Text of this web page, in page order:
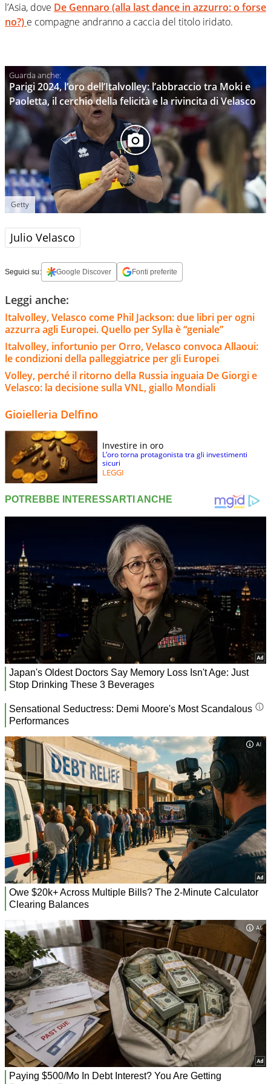
l’Asia, dove De Gennaro (alla last dance in azzurro: o forse
no?) e compagne andranno a caccia del titolo iridato.
Parigi 2024, l’oro dell’Italvolley: l’abbraccio tra Moki e
Paoletta, il cerchio della felicità e la rivincita di Velasco
Getty
Julio Velasco
Seguici su: Google Discover Fonti preferite
Leggi anche:
Italvolley, Velasco come Phil Jackson: due libri per ogni
azzurra agli Europei. Quello per Sylla è “geniale”
Italvolley, infortunio per Orro, Velasco convoca Allaoui:
le condizioni della palleggiatrice per gli Europei
Volley, perché il ritorno della Russia inguaia De Giorgi e
Velasco: la decisione sulla VNL, giallo Mondiali
Gioielleria Delfino
Investire in oro
L’oro torna protagonista tra gli investimenti
sicuri
LEGGI